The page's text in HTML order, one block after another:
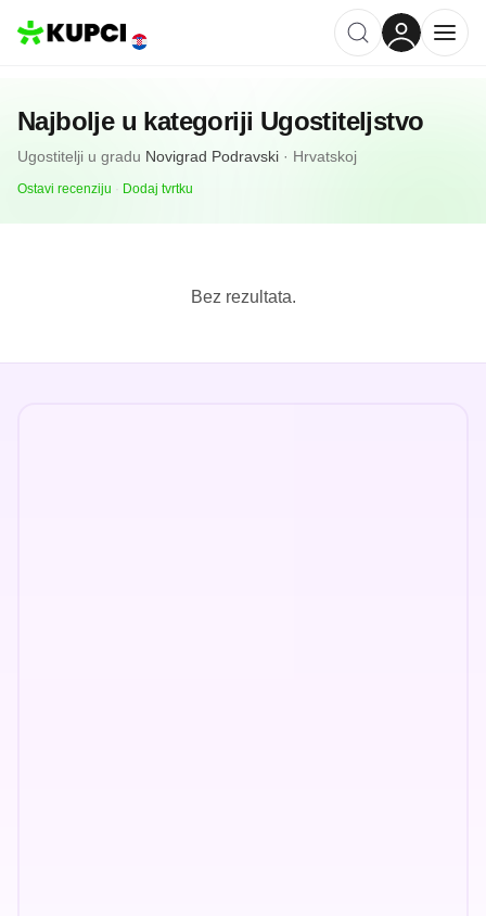
Najbolje u kategoriji Ugostiteljstvo
Ugostitelji u gradu Novigrad Podravski · Hrvatskoj
Ostavi recenziju Dodaj tvrtku
Bez rezultata.